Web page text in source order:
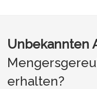
Unbekannten
erhalten?